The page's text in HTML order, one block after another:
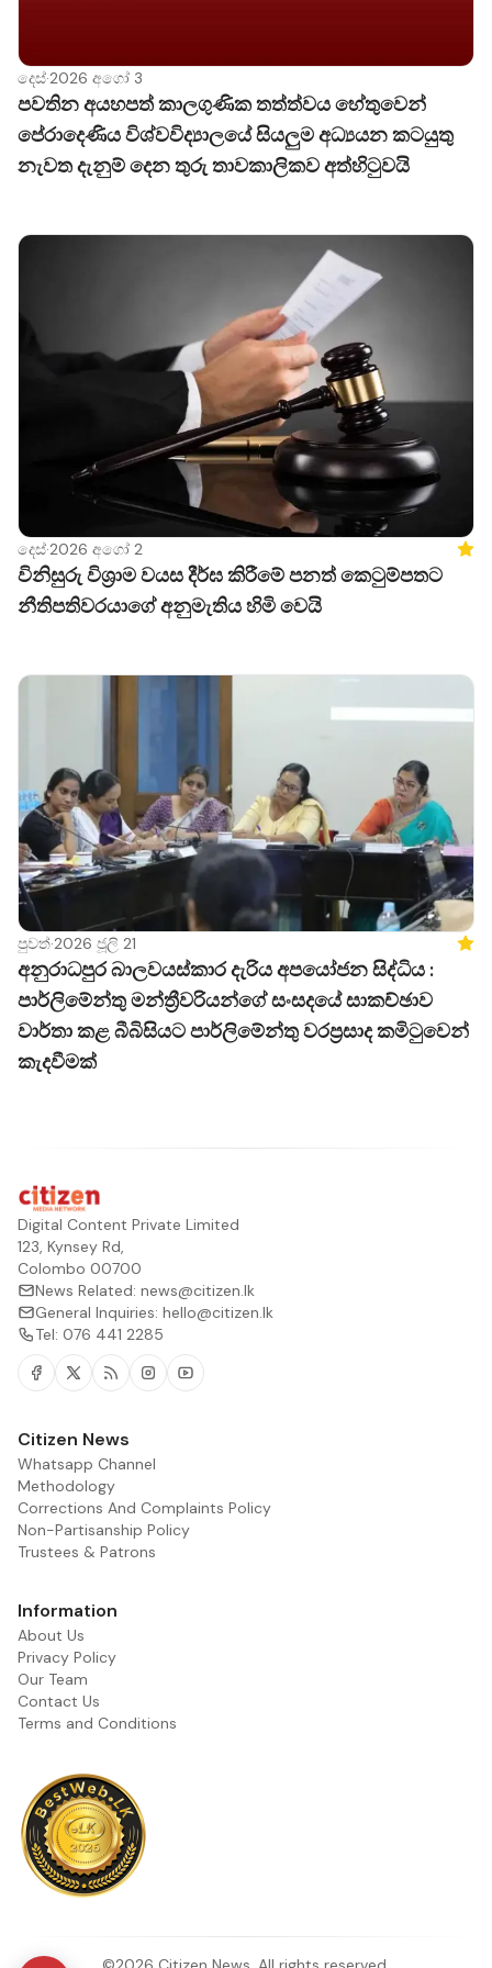
මේ පිළිබඳ මහජනතාව දැනුවත් කිරීම සඳහා මහ බැංකුව
ඉදිරිපත් කළ විඩියෝවක් නරඹන්න.
https://www.facebook.com/share/v/1H8T1L19Xb/
දෙස්·2026 අගෝ 3
පවතින අයහපත් කාලගුණික තත්ත්වය හේතුවෙන්
පේරාදෙණිය විශ්වවිද්‍යාලයේ සියලුම අධ්‍යයන කටයුතු
නැවත දැනුම් දෙන තුරු තාවකාලිකව අත්හිටුවයි
දෙස්·2026 අගෝ 2
විනිසුරු විශ්‍රාම වයස දීර්ඝ කිරීමේ පනත් කෙටුම්පතට
නීතිපතිවරයාගේ අනුමැතිය හිමි වෙයි
පුවත්·2026 ජූලි 21
අනුරාධපුර බාලවයස්කාර දැරිය අපයෝජන සිද්ධිය :
පාර්ලිමේන්තු මන්ත්‍රීවරියන්ගේ සංසදයේ සාකච්ඡාව
වාර්තා කළ බීබිසියට පාර්ලිමේන්තු වරප්‍රසාද කමිටුවෙන්
කැදවීමක්
Digital Content Private Limited
123, Kynsey Rd,
Colombo 00700
News Related: news@citizen.lk
General Inquiries: hello@citizen.lk
Tel: 076 441 2285
Facebook
Twitter
RSS InstagramYoutube
Citizen News
Whatsapp Channel
Methodology
Corrections And Complaints Policy
Non-Partisanship Policy
Trustees & Patrons
Information
About Us
Privacy Policy
Our Team
Contact Us
Terms and Conditions